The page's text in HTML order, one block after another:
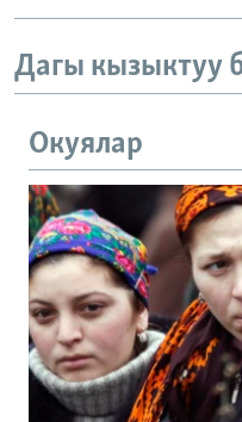
Дагы кызыктуу
Окуялар